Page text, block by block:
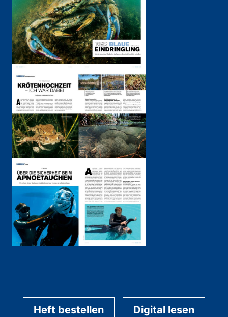
Heft bestellen Digital lesen